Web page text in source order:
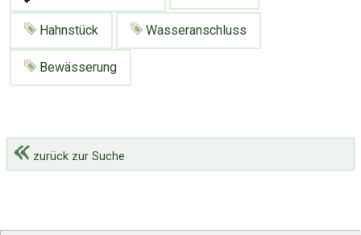
Hahnstück Wasseranschluss
Bewässerung
zurück zur Suche